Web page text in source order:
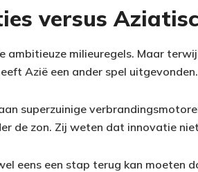
versus
ambitieuze milieuregels. Maar
Azië een ander spel uitgevonden.
superzuinige
de zon. Zij weten dat innovatie
eens een stap terug kan moeten